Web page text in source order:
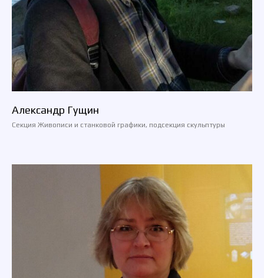
Александр Гущин
Cекция Живописи и станковой графики, подсекция скульптуры